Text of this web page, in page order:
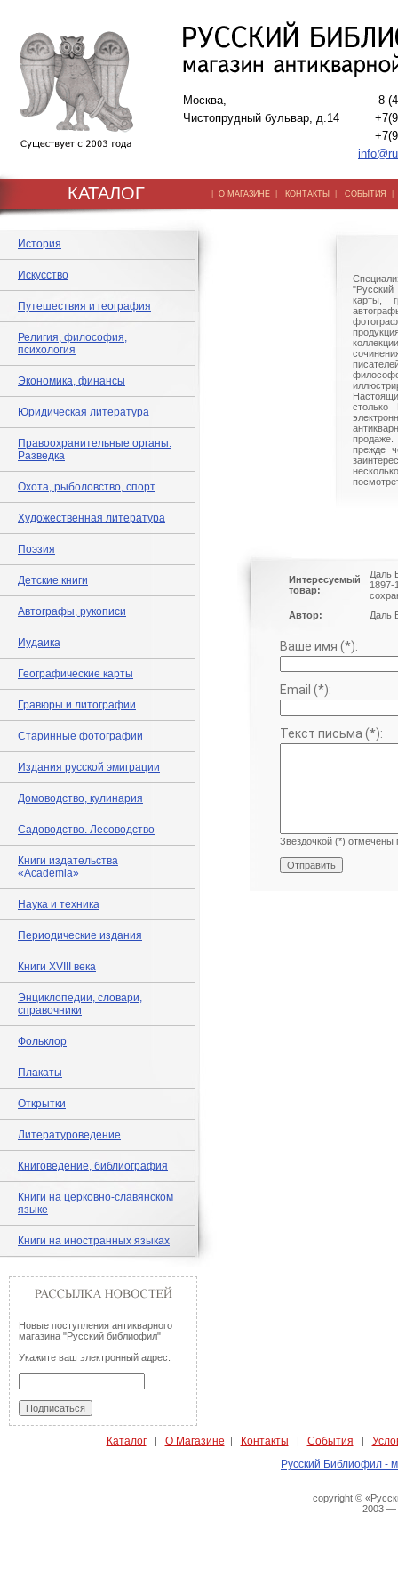
Москва,
Чистопрудный бульвар, д.14
8
КАТАЛОГ | О МАГАЗИНЕ | КОНТАКТЫ | СОБЫТИЯ
История
Искусство
Путешествия и география
Религия, философия,
психология
Экономика, финансы
Юридическая литература
Правоохранительные органы.
Разведка
Охота, рыболовство, спорт
Художественная литература
Поэзия
Детские книги
Автографы, рукописи
Иудаика
Географические карты
Гравюры и литографии
Старинные фотографии
Издания русской эмиграции
Домоводство, кулинария
Садоводство. Лесоводство
Книги издательства
«Academia»
Наука и техника
Периодические издания
Книги XVIII века
Энциклопедии, словари,
справочники
Фольклор
Плакаты
Открытки
Литературоведение
Книговедение, библиография
Книги на церковно-славянском
языке
Книги на иностранных языках
Новые поступления антикварного
магазина "Русский библиофил"
Укажите ваш электронный адрес:
"Русский
карты,
столько
прежде
Интересуемый
товар:
Даль
1897-
Автор:
Даль
Ваше имя (*):
Email (*):
Текст письма (*):
Звездочкой (*) отмечены
Каталог| О Магазине | Контакты | События |
Русский Библиофил -
copyright ©
2003 —